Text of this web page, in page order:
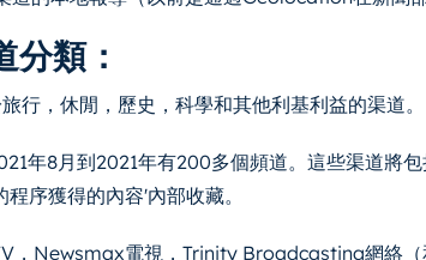
分類：
行，休閒，歷史，科學和其他利基利益的渠道。
年8月到2021年有200多個頻道。這些渠道將
序獲得的內容'內部收藏。
，Newsmax電視，Trinity Broadcasting網絡